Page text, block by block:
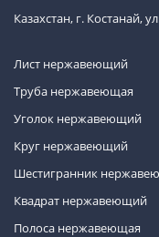
Казахстан, г. Костанай,
Лист нержавеющий
Труба нержавеющая
Уголок нержавеющий
Круг нержавеющий
Шестигранник
Квадрат нержавеющий
Полоса нержавеющая